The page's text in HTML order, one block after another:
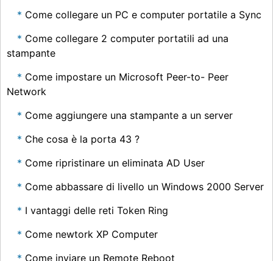
Come collegare un PC e computer portatile a Sync
Come collegare 2 computer portatili ad una
stampante
Come impostare un Microsoft Peer-to- Peer
Network
Come aggiungere una stampante a un server
Che cosa è la porta 43 ?
Come ripristinare un eliminata AD User
Come abbassare di livello un Windows 2000 Server
I vantaggi delle reti Token Ring
Come newtork XP Computer
Come inviare un Remote Reboot